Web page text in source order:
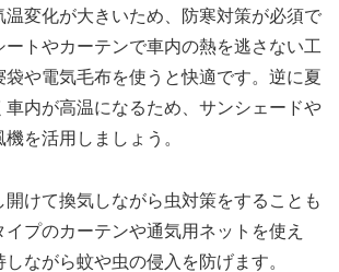
温変化が大きいため、防寒対策が必須で
トやカーテンで車内の熱を逃さない工
袋や電気毛布を使うと快適です。逆に夏
車内が高温になるため、サンシェードや
を活用しましょう。
開けて換気しながら虫対策をすることも
プのカーテンや通気用ネットを使え
ながら蚊や虫の侵入を防げます。